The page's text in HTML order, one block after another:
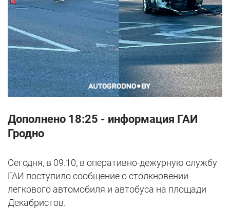
Дополнено 18:25 - информация ГАИ
Гродно
Сегодня, в 09.10, в оперативно-дежурную службу
ГАИ поступило сообщение о столкновении
легкового автомобиля и автобуса на площади
Декабристов.